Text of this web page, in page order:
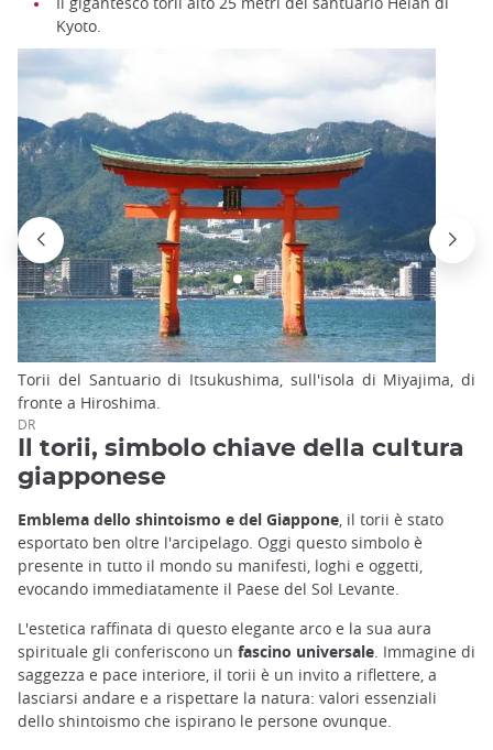
Kyoto.
Torii del Santuario di Itsukushima, sull'isola di Miyajima, di
fronte a Hiroshima.
DR
Il torii, simbolo chiave della cultura
giapponese
Emblema dello shintoismo e del Giappone, il torii è stato
esportato ben oltre l'arcipelago. Oggi questo simbolo è
presente in tutto il mondo su manifesti, loghi e oggetti,
evocando immediatamente il Paese del Sol Levante.
L'estetica raffinata di questo elegante arco e la sua aura
spirituale gli conferiscono un fascino universale . Immagine di
saggezza e pace interiore, il torii è un invito a riflettere, a
lasciarsi andare e a rispettare la natura: valori essenziali
dello shintoismo che ispirano le persone ovunque.